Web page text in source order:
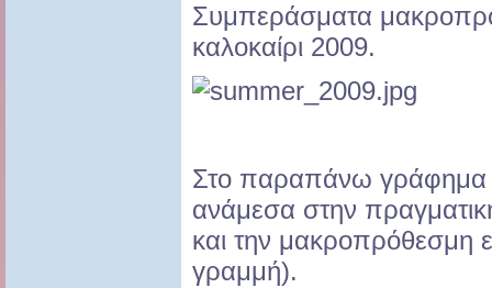
Συμπεράσματα
καλοκαίρι 2009.
Στο παραπάνω γράφημα
ανάμεσα στην
και την μακροπρόθεσμη
γραμμή).